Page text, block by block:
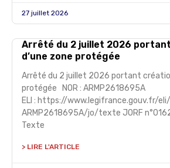
27 juillet 2026
Arrêté du 2 juillet 2026
d’une zone protégée
Arrêté du 2 juillet 2026 portant
protégée NOR : ARMP2618695A
ELI : https://www.legifrance.gouv.fr/
ARMP2618695A/jo/texte JORF
Texte
> LIRE L'ARTICLE